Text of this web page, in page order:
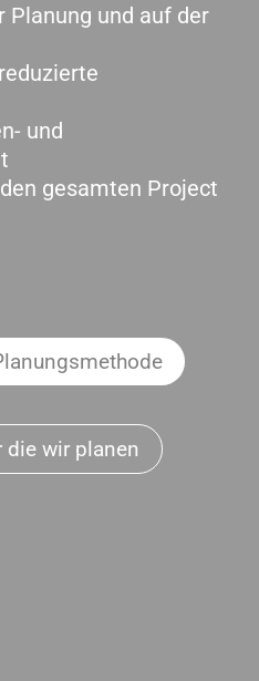
Planung und auf der
und
gesamten Project
die wir planen